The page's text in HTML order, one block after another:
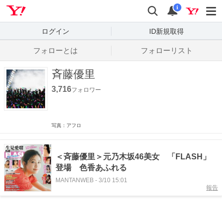
検索
通知
i
ログイン ID新規取得
フォローとは フォローリスト
斉藤優里
3,716フォロワー
写真：アフロ
＜斉藤優里＞元乃木坂46美女 「FLASH」
登場 色香あふれる
MANTANWEB - 3/10 15:01
報告